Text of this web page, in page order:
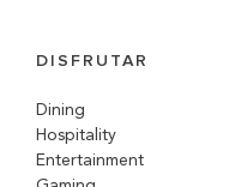
DISFRUTAR
Dining
Hospitality
Entertainment